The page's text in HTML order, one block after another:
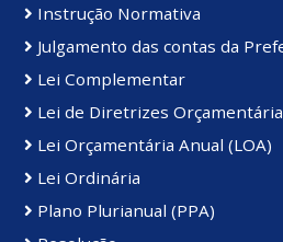
Instrução Normativa
Julgamento das contas da
Lei Complementar
Lei de Diretrizes
Lei Orçamentária Anual (LOA)
Lei Ordinária
Plano Plurianual (PPA)